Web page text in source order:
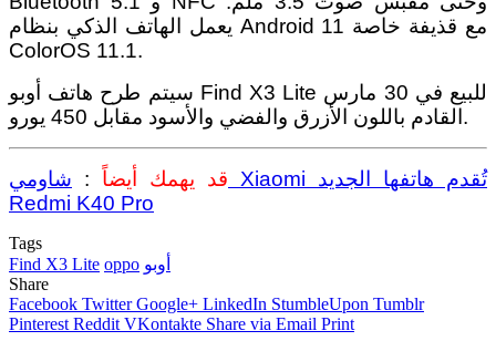
يعمل الهاتف الذكي بنظام Android 11 مع قذيفة خاصة
ColorOS 11.1.
سيتم طرح هاتف أوبو Find X3 Lite للبيع في 30 مارس
القادم باللون الأزرق والفضي والأسود مقابل 450 يورو.
قد يهمك أيضاً : شاومي Xiaomi تُقدم هاتفها الجديد
Redmi K40 Pro
Tags
Find X3 Lite oppo أوبو
Share
Facebook Twitter Google+ LinkedIn StumbleUpon Tumblr
Pinterest Reddit VKontakte Share via Email Print